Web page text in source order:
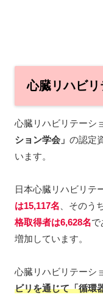
心臓リハビ
心臓リハビリテーシ
ション学会」 の認定
います。
日本心臓リハビリテ
は15,117名 、そのう
格取得者は6,628名で
増加しています。
心臓リハビリテーシ
ビリを通じて「循環